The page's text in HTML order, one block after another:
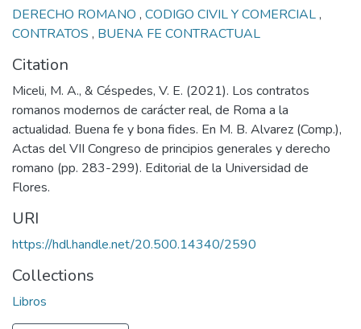
DERECHO ROMANO , CODIGO CIVIL Y COMERCIAL,
CONTRATOS , BUENA FE CONTRACTUAL
Citation
Miceli, M. A., & Céspedes, V. E. (2021). Los contratos
romanos modernos de carácter real, de Roma a la
actualidad. Buena fe y bona fides. En M. B. Alvarez (Comp.),
Actas del VII Congreso de principios generales y derecho
romano (pp. 283-299). Editorial de la Universidad de
Flores.
URI
https://hdl.handle.net/20.500.14340/2590
Collections
Libros